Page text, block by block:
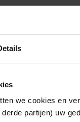
we cookies en
partijen) uw